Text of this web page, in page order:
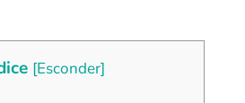
[Esconder]